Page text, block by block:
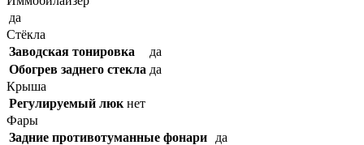
да
Стёкла
Заводская тонировка
да
Обогрев заднего стекла да
Крыша
Регулируемый люк нет
Фары
Задние противотуманные фонари
да